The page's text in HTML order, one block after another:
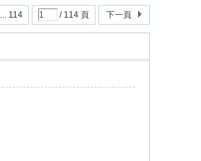
... 114 / 114 頁 下一頁